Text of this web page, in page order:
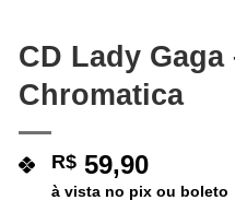
CD Lady Gaga
Chromatica
R$ 59,90
à vista no pix ou boleto